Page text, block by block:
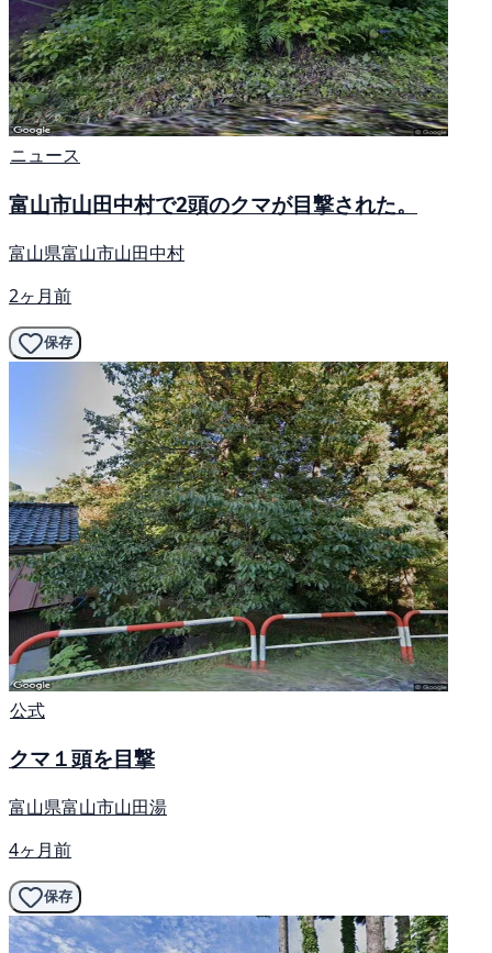
ニュース
富山市山田中村で2頭のクマが目撃された。
富山県富山市山田中村
2ヶ月前
保存
公式
クマ１頭を目撃
富山県富山市山田湯
4ヶ月前
保存